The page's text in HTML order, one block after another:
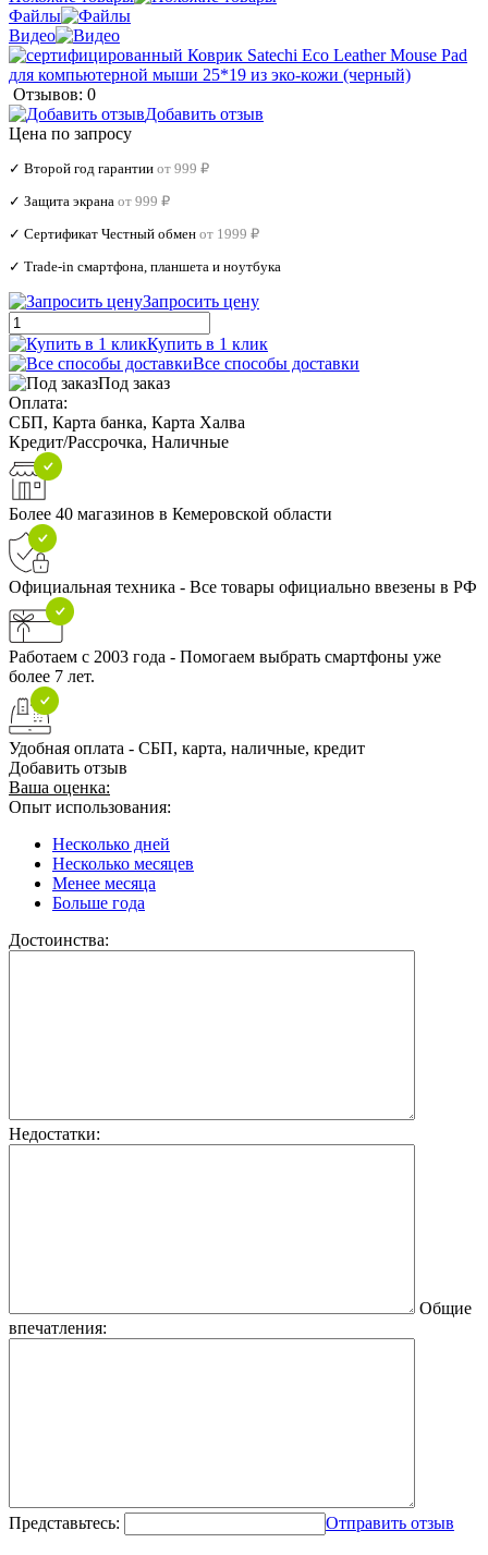
Файлы
Видео
Отзывов: 0
Добавить отзыв
Цена по запросу
✓ Второй год гарантии от 999 ₽
✓ Защита экрана от 999 ₽
✓ Сертификат Честный обмен от 1999 ₽
✓ Trade‑in смартфона, планшета и ноутбука
Запросить цену
Купить в 1 клик
Все способы доставки
Под заказ
Оплата:
СБП, Карта банка, Карта Халва
Кредит/Рассрочка, Наличные
Более 40 магазинов в Кемеровской области
Официальная техника - Все товары официально ввезены в РФ
Работаем с 2003 года - Помогаем выбрать смартфоны уже
более 7 лет.
Удобная оплата - СБП, карта, наличные, кредит
Добавить отзыв
Ваша оценка:
Опыт использования:
Несколько дней
Несколько месяцев
Менее месяца
Больше года
Достоинства:
Недостатки:
Общие
впечатления:
Представьтесь: Отправить отзыв